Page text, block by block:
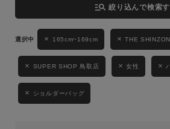
性別
LADIES
カテゴリ
manage_search 絞り込んで検索
165cm~169cm THE
SUPER SHOP 鳥取店 女性
ショルダーバッグ